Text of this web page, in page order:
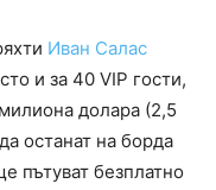
Иван Салас
и за 40 VIP гости,
долара (2,5
останат на борда
пътуват безплатно